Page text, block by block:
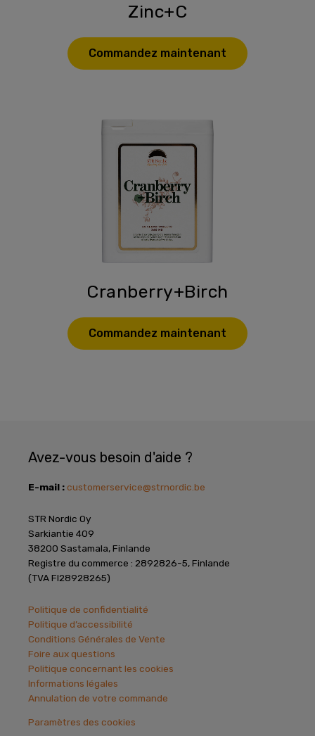
Zinc+C
Commandez maintenant
Cranberry+Birch
Commandez maintenant
Avez-vous besoin d'aide ?
E-mail :customerservice@strnordic.be
STR Nordic Oy
Sarkiantie 409
38200 Sastamala, Finlande
Registre du commerce : 2892826-5, Finlande
(TVA FI28928265)
Politique de confidentialité
Politique d’accessibilité
Conditions Générales de Vente
Foire aux questions
Politique concernant les cookies
Informations légales
Annulation de votre commande
Paramètres des cookies